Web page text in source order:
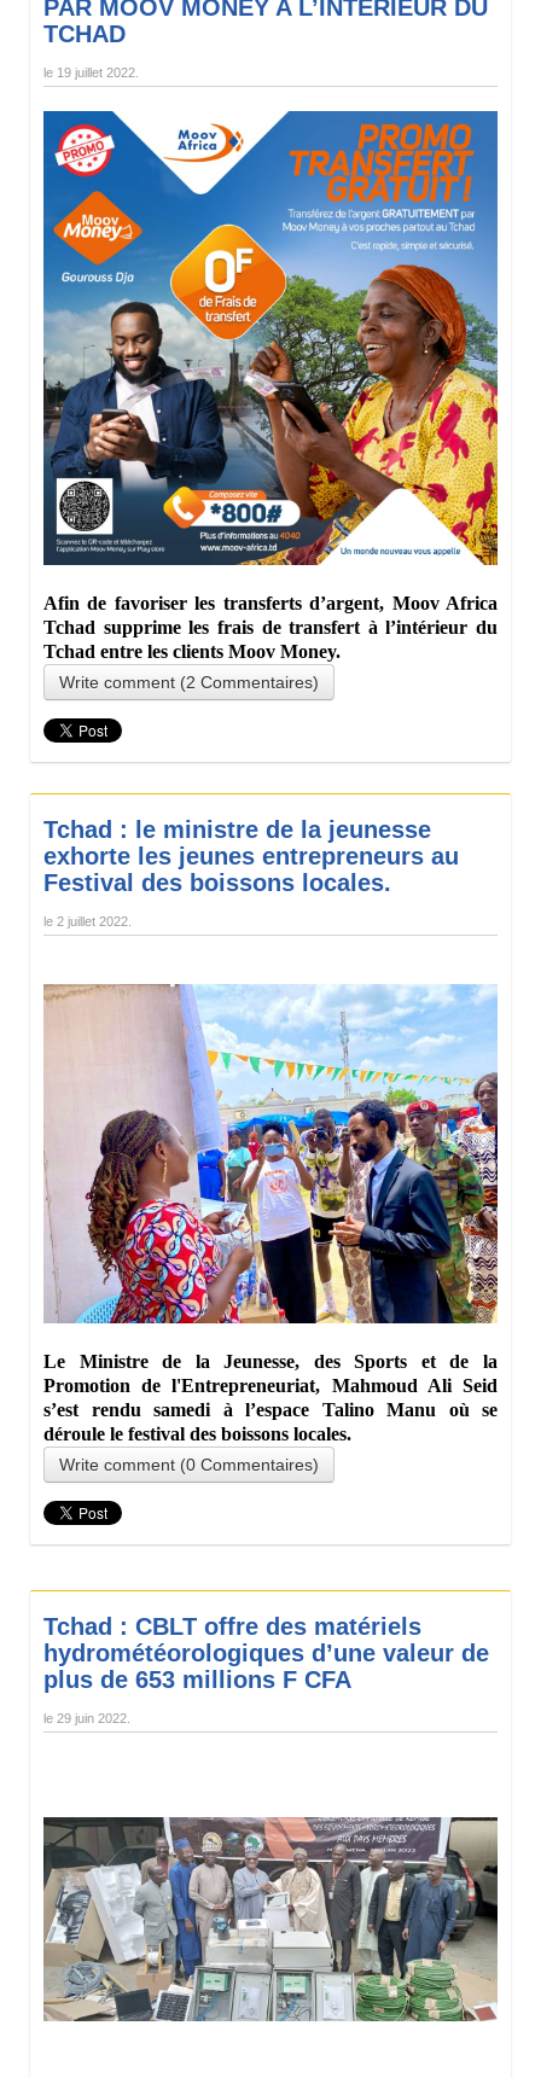
PAR MOOV MONEY A L’INTERIEUR DU
TCHAD
le 19 juillet 2022
Afin de favoriser les transferts d’argent, Moov Africa
Tchad supprime les frais de transfert à l’intérieur du
Tchad entre les clients Moov Money.
Write comment (2 Commentaires)
Tchad : le ministre de la jeunesse
exhorte les jeunes entrepreneurs au
Festival des boissons locales.
le 2 juillet 2022
Le Ministre de la Jeunesse, des Sports et de la
Promotion de l'Entrepreneuriat, Mahmoud Ali Seid
s’est rendu samedi à l’espace Talino Manu où se
déroule le festival des boissons locales.
Write comment (0 Commentaires)
Tchad : CBLT offre des matériels
hydrométéorologiques d’une valeur de
plus de 653 millions F CFA
le 29 juin 2022